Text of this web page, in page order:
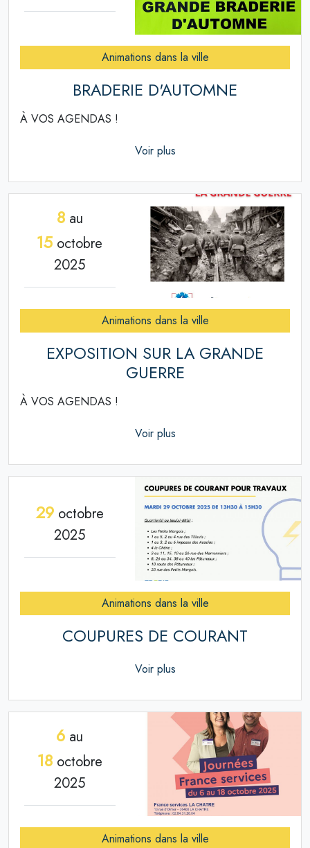
Animations dans la ville
BRADERIE D'AUTOMNE
À VOS AGENDAS !
Voir plus
8au
15 octobre
2025
Animations dans la ville
EXPOSITION SUR LA GRANDE
GUERRE
À VOS AGENDAS !
Voir plus
29octobre
2025
Animations dans la ville
COUPURES DE COURANT
Voir plus
6 au
18octobre
2025
Animations dans la ville